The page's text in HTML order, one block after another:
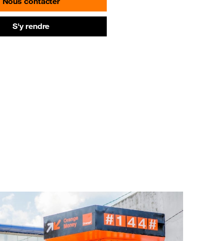
S'y rendre